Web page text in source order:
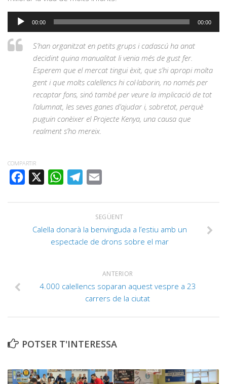
Reproductor
00:00 00:00
S’han organitzat en petits grups i cadascú ha anat
decidint quina manualitat li venia més de gust fer.
Esperem que el mercat tingui èxit, que s’hi apropi molta
gent i que molts calellencs hi col·laborin, no només per
recaptar fons, sinó també per veure la implicació de tot
l’alumnat, les seves ganes d’ajudar i, sobretot, perquè
puguin conèixer el Projecte Kenya, una causa que
realment s’ho mereix.
COMPARTIR
FACEBOOK
WHATSAPPTELEGRAM
SEGÜENT
Calella donarà la benvinguda a l’estiu amb un
espectacle de drons sobre el mar
ANTERIOR
4.000 calellencs soparan aquest vespre a 23
carrers de la ciutat
POTSER T'INTERESSA